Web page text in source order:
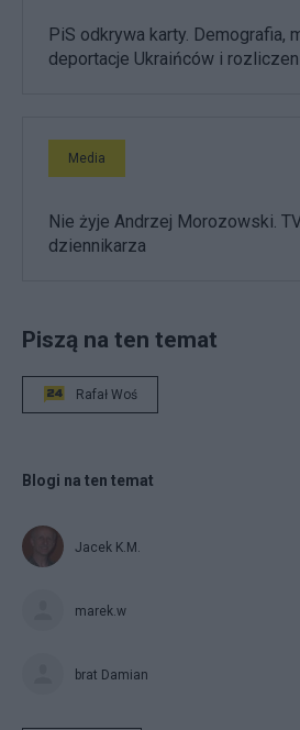
PiS odkrywa karty. Demografia,
deportacje Ukraińców i
Media
Nie żyje Andrzej Morozowski.
dziennikarza
Piszą na ten temat
Rafał Woś
Blogi na ten temat
Jacek K.M.
marek.w
brat Damian